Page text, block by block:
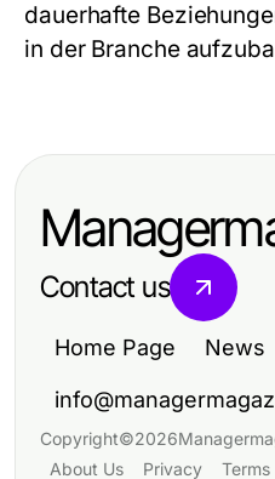
dauerhafte
in der Branche
Contact us
Home Page News
Copyright©2026
About Us
Privacy Terms